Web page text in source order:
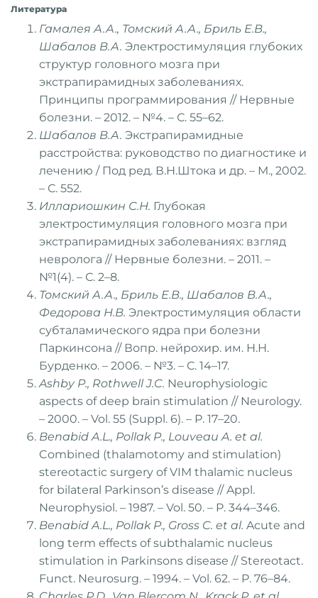
Литература
Гамалея А.А., Томский А.А., Бриль Е.В.,
Шабалов В.А. Электростимуляция глубоких
структур головного мозга при
экстрапирамидных заболеваниях.
Принципы программирования // Нервные
болезни. – 2012. – №4. – С. 55–62.
Шабалов В.А. Экстрапирамидные
расстройства: руководство по диагностике и
лечению / Под ред. В.Н.Штока и др. – М., 2002.
– С. 552.
Иллариошкин С.Н. Глубокая
электростимуляция головного мозга при
экстрапирамидных заболеваниях: взгляд
невролога // Нервные болезни. – 2011. –
№1(4). – С. 2–8.
Томский А.А., Бриль Е.В., Шабалов В.А.,
Федорова Н.В. Электростимуляция области
субталамического ядра при болезни
Паркинсона // Вопр. нейрохир. им. Н.Н.
Бурденко. – 2006. – №3. – С. 14–17.
Ashby P., Rothwell J.C. Neurophysiologic
aspects of deep brain stimulation // Neurology.
– 2000. – Vol. 55 (Suppl. 6). – P. 17–20.
Benabid A.L., Pollak P., Louveau A. et al.
Combined (thalamotomy and stimulation)
stereotactic surgery of VIM thalamic nucleus
for bilateral Parkinson’s disease // Appl.
Neurophysiol. – 1987. – Vol. 50. – P. 344–346.
Benabid A.L., Pollak P., Gross C. et al. Acute and
long term effects of subthalamic nucleus
stimulation in Parkinsons disease // Stereotact.
Funct. Neurosurg. – 1994. – Vol. 62. – P. 76–84.